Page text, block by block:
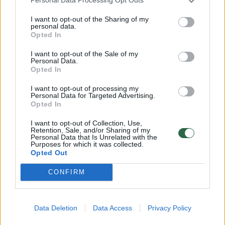
I want to opt-out of the Sharing of my
personal data.
Opted In
I want to opt-out of the Sale of my
Personal Data.
Opted In
I want to opt-out of processing my
Personal Data for Targeted Advertising.
Opted In
I want to opt-out of Collection, Use,
Retention, Sale, and/or Sharing of my
Personal Data that Is Unrelated with the
Purposes for which it was collected.
Opted Out
CONFIRM
Data Deletion Data Access Privacy Policy
Laidos | Iš esmės
Į premjerus deleguojama I. Ruginienė jau galvoja apie
tolesnius darbus: „Viziją turiu“
„Jis atvėrė pragaro vartus“Specialiai iš Briuselio
Laidos | Valdžia
LSDP koalicija su R. Žemaitaičiu vertinama kaip kritinė
situacija: kaltinimai metami V. Blinkevičiūtei
Laidos | Iš esmės